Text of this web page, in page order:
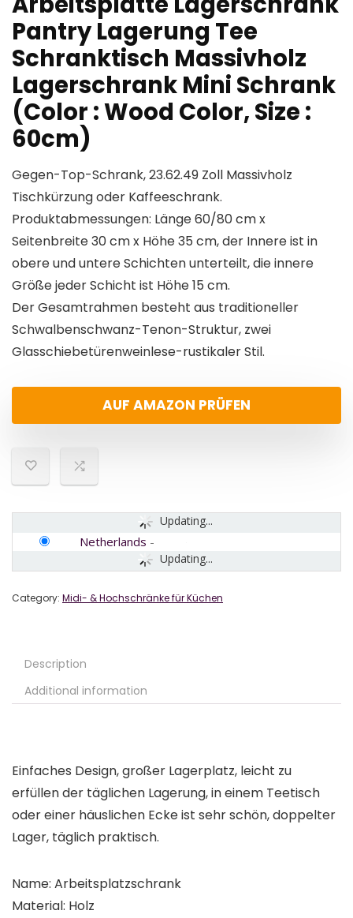
Pantry Lagerung Tee
Schranktisch Massivholz
Lagerschrank Mini Schrank
(Color : Wood Color, Size :
60cm)
Gegen-Top-Schrank, 23.62.49 Zoll Massivholz
Tischkürzung oder Kaffeeschrank.
Produktabmessungen: Länge 60/80 cm x
Seitenbreite 30 cm x Höhe 35 cm, der Innere ist in
obere und untere Schichten unterteilt, die innere
Größe jeder Schicht ist Höhe 15 cm.
Der Gesamtrahmen besteht aus traditioneller
Schwalbenschwanz-Tenon-Struktur, zwei
Glasschiebetürenweinlese-rustikaler Stil.
AUF AMAZON PRÜFEN
Updating...
Updating...
Netherlands -
Category: Midi- & Hochschränke für Küchen
Description
Additional information
Einfaches Design, großer Lagerplatz, leicht zu
erfüllen der täglichen Lagerung, in einem Teetisch
oder einer häuslichen Ecke ist sehr schön, doppelter
Lager, täglich praktisch.
Name: Arbeitsplatzschrank
Material: Holz